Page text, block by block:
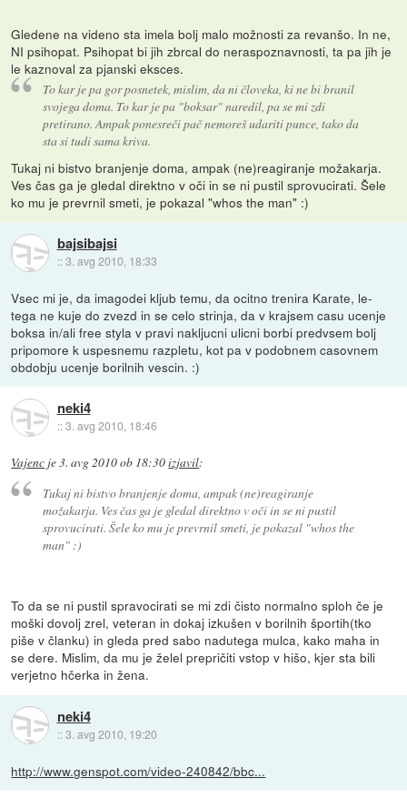
Gledene na videno sta imela bolj malo možnosti za revanšo. In ne,
NI psihopat. Psihopat bi jih zbrcal do neraspoznavnosti, ta pa jih je
le kaznoval za pjanski eksces.
To kar je pa gor posnetek, mislim, da ni človeka, ki ne bi branil
svojega doma. To kar je pa "boksar" naredil, pa se mi zdi
pretirano. Ampak ponesreči pač nemoreš udariti punce, tako da
sta si tudi sama kriva.
Tukaj ni bistvo branjenje doma, ampak (ne)reagiranje možakarja.
Ves čas ga je gledal direktno v oči in se ni pustil sprovucirati. Šele
ko mu je prevrnil smeti, je pokazal "whos the man" :)
bajsibajsi
::3. avg 2010, 18:33
Vsec mi je, da imagodei kljub temu, da ocitno trenira Karate, le-
tega ne kuje do zvezd in se celo strinja, da v krajsem casu ucenje
boksa in/ali free styla v pravi nakljucni ulicni borbi predvsem bolj
pripomore k uspesnemu razpletu, kot pa v podobnem casovnem
obdobju ucenje borilnih vescin. :)
neki4
::3. avg 2010, 18:46
Vajenc je3. avg 2010 ob 18:30izjavil:
Tukaj ni bistvo branjenje doma, ampak (ne)reagiranje
možakarja. Ves čas ga je gledal direktno v oči in se ni pustil
sprovucirati. Šele ko mu je prevrnil smeti, je pokazal "whos the
man" :)
To da se ni pustil spravocirati se mi zdi čisto normalno sploh če je
moški dovolj zrel, veteran in dokaj izkušen v borilnih športih(tko
piše v članku) in gleda pred sabo nadutega mulca, kako maha in
se dere. Mislim, da mu je želel prepričiti vstop v hišo, kjer sta bili
verjetno hčerka in žena.
neki4
::3. avg 2010, 19:20
http://www.genspot.com/video-240842/bbc...